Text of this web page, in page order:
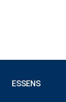
ESSENS